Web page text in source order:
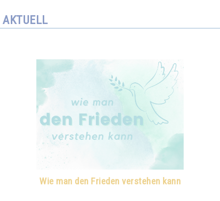
AKTUELL
Wie man den Frieden verstehen kann